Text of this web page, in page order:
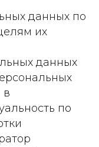
данных по
их
данных
в
по